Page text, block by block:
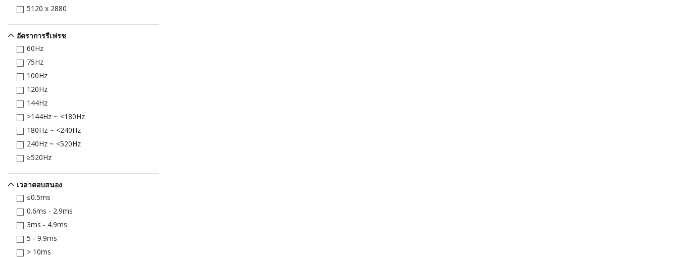
5120 x 2880
อัตราการรีเฟรช
60Hz
75Hz
100Hz
120Hz
144Hz
>144Hz ~ <180Hz
180Hz ~ <240Hz
240Hz ~ <520Hz
≥520Hz
เวลาตอบสนอง
≤0.5ms
0.6ms - 2.9ms
3ms - 4.9ms
5 - 9.9ms
> 10ms